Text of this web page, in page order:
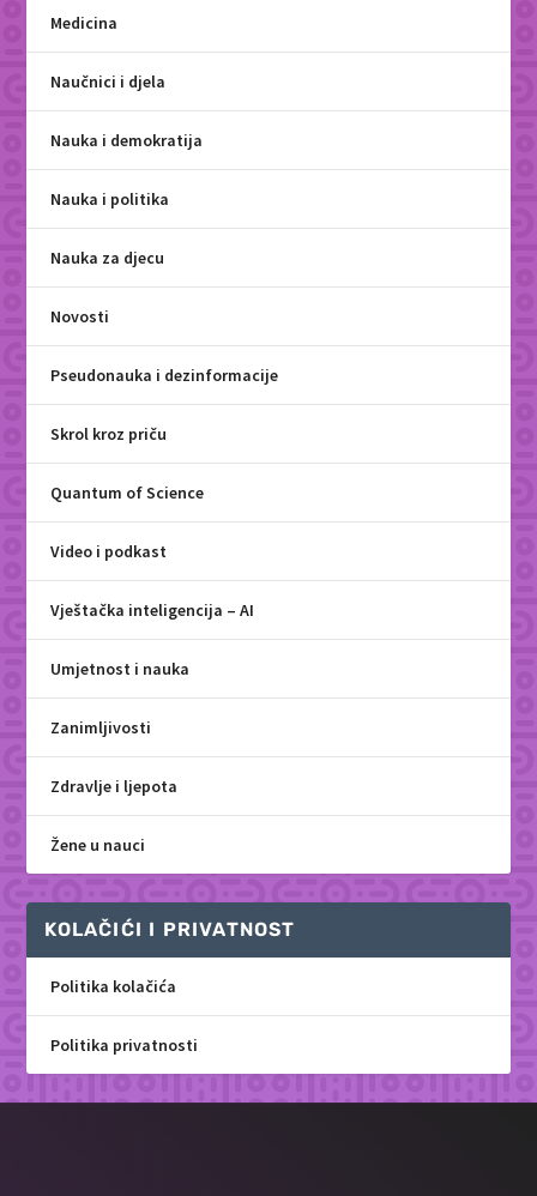
Medicina
Naučnici i djela
Nauka i demokratija
Nauka i politika
Nauka za djecu
Novosti
Pseudonauka i dezinformacije
Skrol kroz priču
Quantum of Science
Video i podkast
Vještačka inteligencija – AI
Umjetnost i nauka
Zanimljivosti
Zdravlje i ljepota
Žene u nauci
KOLAČIĆI I PRIVATNOST
Politika kolačića
Politika privatnosti